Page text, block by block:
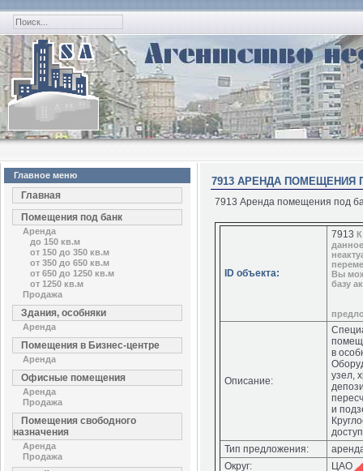
Главное меню
Главная
Помещения под банк
Аренда
до 150 кв.м
от 150 до 350 кв.м
от 350 до 650 кв.м
от 650 до 1250 кв.м
от 1250 кв.м
Продажа
Здания, особняки
Аренда
Помещения в Бизнес-центре
Аренда
Офисные помещения
Аренда
Продажа
Помещения свободного
назначения
Аренда
Продажа
7913 АРЕНДА ПОМЕЩЕНИЯ
7913 Аренда помещения под
ID объекта:
7913
Вы
базу
Описание:
в
узел,
и
Тип предложения:
Округ:
ЦАО